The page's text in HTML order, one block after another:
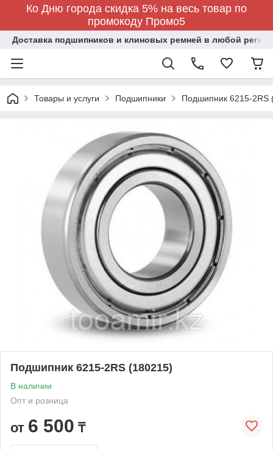
Ко Дню города скидка 5% на весь товар по
промокоду Промо5
Доставка подшипников и клиновых ремней в любой регион
Товары и услуги Подшипники Подшипник 6215-2RS
Подшипник 6215-2RS (180215)
В наличии
Опт и розница
от 6 500 ₸